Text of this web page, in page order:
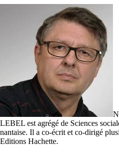
LEBEL est agrégé de Sciences
nantaise. Il a co-écrit et co-dirigé
Editions Hachette.